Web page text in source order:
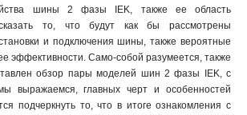
шины 2 фазы IEK, также ее область
то, что будут как бы рассмотрены
и подключения шины, также вероятные
эффективности. Само-собой разумеется, также
обзор пары моделей шин 2 фазы IEK, с
выражаемся, главных черт и особенностей
подчеркнуть то, что в итоге ознакомления с